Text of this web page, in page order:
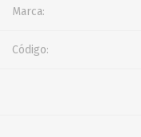
Marca:
Código: